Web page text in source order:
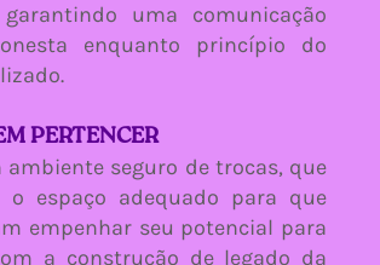
uma comunicação
enquanto princípio do
PERTENCER
seguro de trocas, que
o espaço adequado para que
empenhar seu potencial para
a construção de legado da